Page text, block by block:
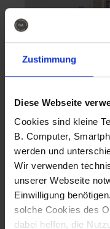
Zustimmung
Diese Webseite
Cookies sind kleine
B. Computer,
werden und
Wir verwenden
unserer Webseite
Einwilligung
solche Cookies des
dabei helfen, die
Fotografo:
Sternbach
Download